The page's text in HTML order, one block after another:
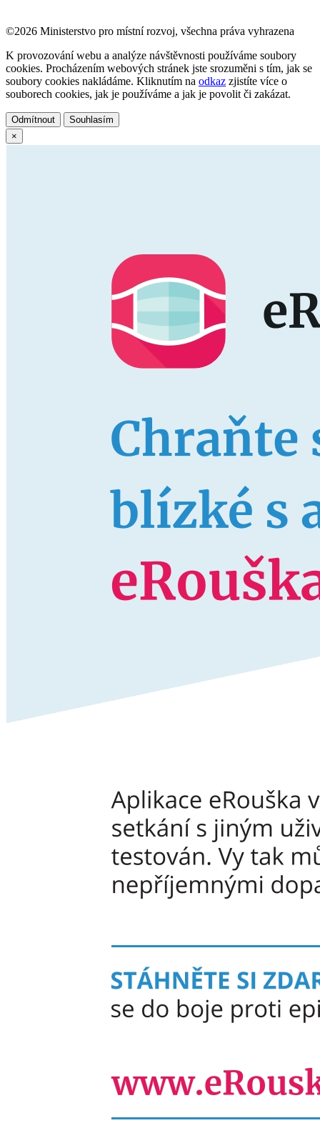
©2026 Ministerstvo pro místní rozvoj, všechna práva vyhrazena
K provozování webu a analýze návštěvnosti používáme soubory
cookies. Procházením webových stránek jste srozuměni s tím, jak se
soubory cookies nakládáme. Kliknutím na odkaz zjistíte více o
souborech cookies, jak je používáme a jak je povolit či zakázat.
Odmítnout
Souhlasím
×